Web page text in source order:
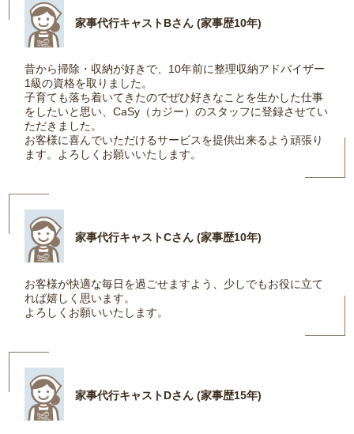
家事代行キャストBさん (家事歴10年)
昔から掃除・収納が好きで、10年前に整理収納アドバイザー
1級の資格を取りました。
子育ても落ち着いてきたのでぜひ好きなことを生かした仕事
をしたいと思い、CaSy（カジー）のスタッフに登録させてい
ただきました。
お客様に喜んでいただけるサービスを提供出来るよう頑張り
ます。よろしくお願いいたします。
家事代行キャストCさん (家事歴10年)
お客様が快適な毎日を過ごせますよう、少しでもお役に立て
れば嬉しく思います。
よろしくお願いいたします。
家事代行キャストDさん (家事歴15年)